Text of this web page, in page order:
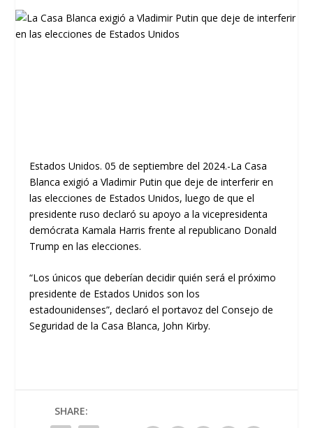
Estados Unidos. 05 de septiembre del 2024.-La Casa
Blanca exigió a Vladimir Putin que deje de interferir en
las elecciones de Estados Unidos, luego de que el
presidente ruso declaró su apoyo a la vicepresidenta
demócrata Kamala Harris frente al republicano Donald
Trump en las elecciones.
“Los únicos que deberían decidir quién será el próximo
presidente de Estados Unidos son los
estadounidenses”, declaró el portavoz del Consejo de
Seguridad de la Casa Blanca, John Kirby.
SHARE: